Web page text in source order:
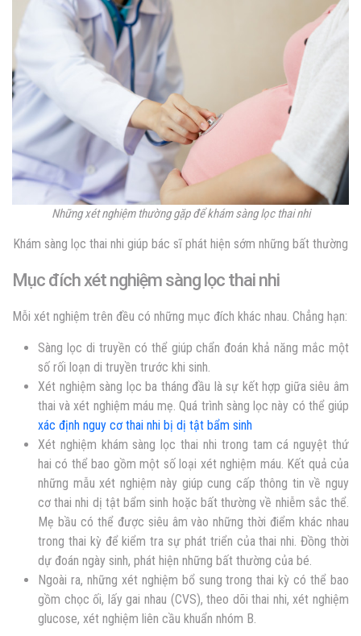
Những xét nghiệm thường gặp để khám sàng lọc thai nhi
Khám sàng lọc thai nhi giúp bác sĩ phát hiện sớm những bất thường
Mục đích xét nghiệm sàng lọc thai nhi
Mỗi xét nghiệm trên đều có những mục đích khác nhau. Chẳng hạn:
Sàng lọc di truyền có thể giúp chẩn đoán khả năng mắc một
số rối loạn di truyền trước khi sinh.
Xét nghiệm sàng lọc ba tháng đầu là sự kết hợp giữa siêu âm
thai và xét nghiệm máu mẹ. Quá trình sàng lọc này có thể giúp
xác định nguy cơ thai nhi bị dị tật bẩm sinh
Xét nghiệm khám sàng lọc thai nhi trong tam cá nguyệt thứ
hai có thể bao gồm một số loại xét nghiệm máu. Kết quả của
những mẫu xét nghiệm này giúp cung cấp thông tin về nguy
cơ thai nhi dị tật bẩm sinh hoặc bất thường về nhiễm sắc thể.
Mẹ bầu có thể được siêu âm vào những thời điểm khác nhau
trong thai kỳ để kiểm tra sự phát triển của thai nhi. Đồng thời
dự đoán ngày sinh, phát hiện những bất thường của bé.
Ngoài ra, những xét nghiệm bổ sung trong thai kỳ có thể bao
gồm chọc ối, lấy gai nhau (CVS), theo dõi thai nhi, xét nghiệm
glucose, xét nghiệm liên cầu khuẩn nhóm B.